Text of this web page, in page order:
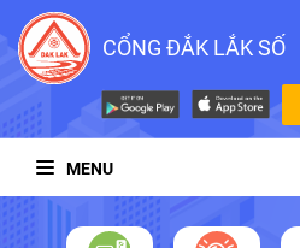
CỔNG ĐẮK LẮK SỐ
MENU